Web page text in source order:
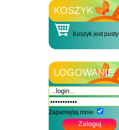
KOSZYK
Koszyk jest pusty
LOGOWANIE
Zapamiętaj mnie